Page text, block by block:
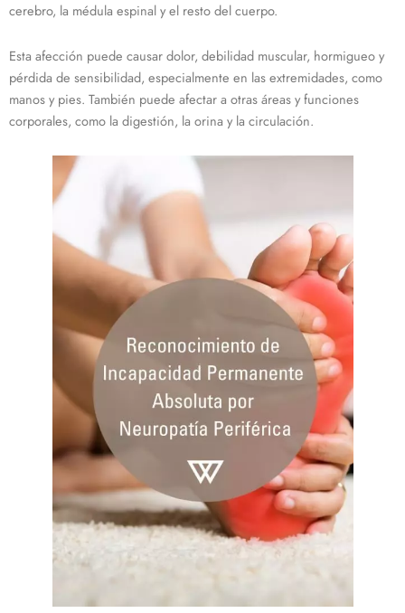
cerebro, la médula espinal y el resto del cuerpo.
Esta afección puede causar dolor, debilidad muscular, hormigueo y
pérdida de sensibilidad, especialmente en las extremidades, como
manos y pies. También puede afectar a otras áreas y funciones
corporales, como la digestión, la orina y la circulación.